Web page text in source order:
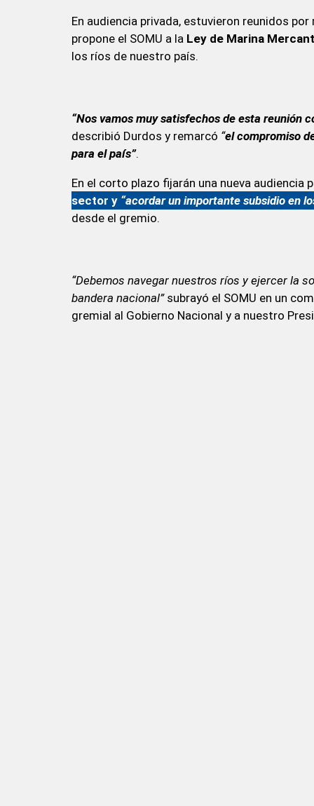
En audiencia privada, estuvieron reunidos
propone el SOMU a la Ley de Marina
los ríos de nuestro país.
“Nos vamos muy satisfechos de esta reunión
describió Durdos y remarcó “el compromiso
para el país”.
En el corto plazo fijarán una nueva audiencia
sector y “acordar un importante subsidio en
desde el gremio.
“Debemos navegar nuestros ríos y ejercer la
bandera nacional” subrayó el SOMU en un
gremial al Gobierno Nacional y a nuestro